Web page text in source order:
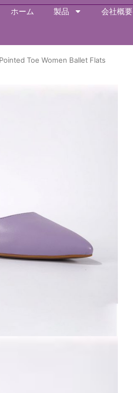
ホーム 製品 会社概要
Toe Women Ballet Flats